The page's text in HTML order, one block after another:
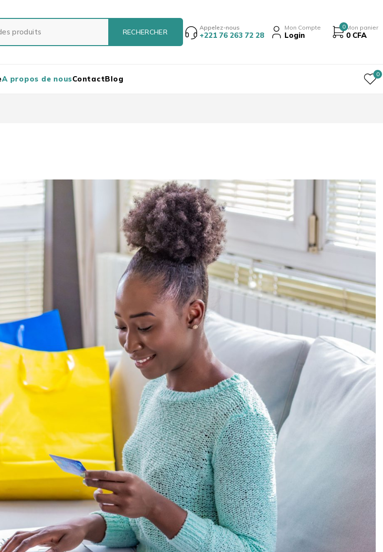
Appelez-nous
+221 76 263 72 28
Mon Compte
Login
0 Mon panier
0 CFA
A propos de nousContactBlog 0